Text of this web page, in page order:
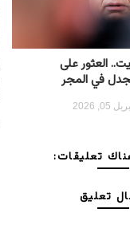
العثور على
في المجر
أبريل 05, 2026
تعليقات:
تعليق